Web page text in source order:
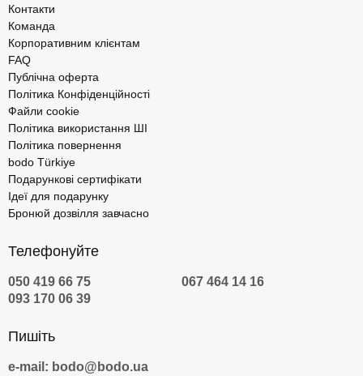
Контакти
Команда
Корпоративним клієнтам
FAQ
Публічна оферта
Політика Конфіденційності
Файли cookie
Політика використання ШІ
Політика повернення
bodo Türkiye
Подарункові сертифікати
Ідеї для подарунку
Бронюй дозвілля завчасно
Телефонуйте
050 419 66 75
067 464 14 16
093 170 06 39
Пишіть
e-mail: bodo@bodo.ua